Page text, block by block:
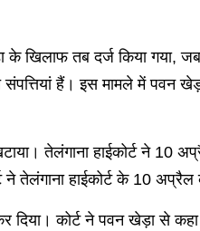
तब दर्ज किया गया,
संपत्तियां हैं। इस मामले में
तेलंगाना हाईकोर्ट ने
तेलंगाना हाईकोर्ट के 10
कोर्ट ने पवन खेड़ा से